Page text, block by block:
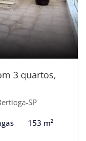
3 quartos,
SP
153 m²